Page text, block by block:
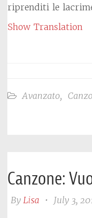
riprenditi le
Show Translation
Avanzato,
Canzone:
By Lisa • July 3,